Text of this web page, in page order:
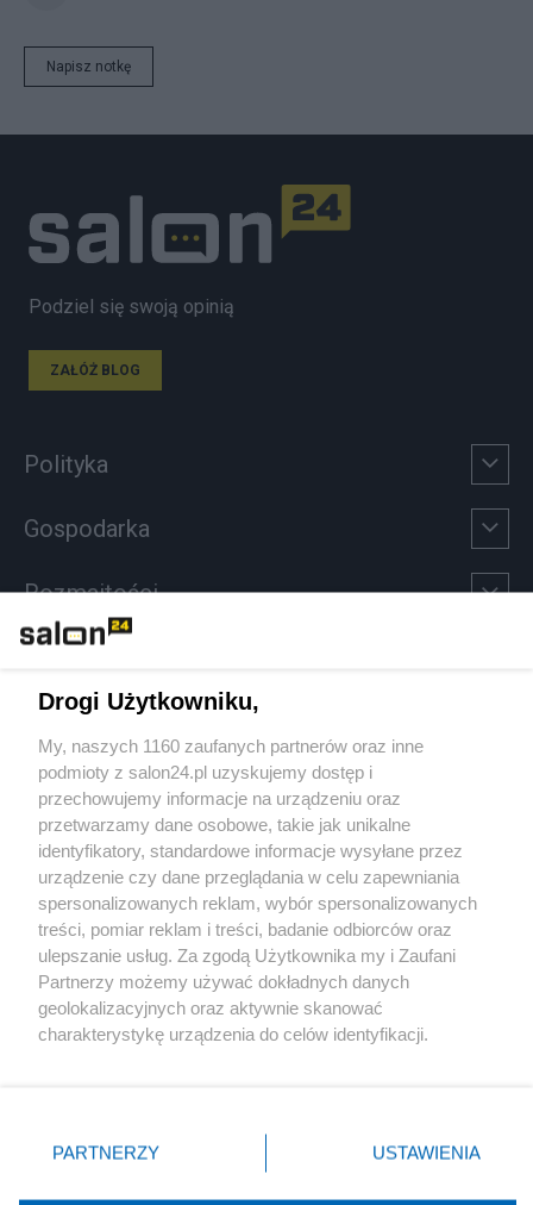
Napisz notkę
Podziel się swoją opinią
ZAŁÓŻ BLOG
Polityka
Gospodarka
Rozmaitości
Sport
Społeczeństwo
Kultura
X Facebook Instagram Youtube
Drogi Użytkowniku,
My, naszych 1160 zaufanych partnerów oraz inne
podmioty z salon24.pl uzyskujemy dostęp i
przechowujemy informacje na urządzeniu oraz
przetwarzamy dane osobowe, takie jak unikalne
identyfikatory, standardowe informacje wysyłane przez
urządzenie czy dane przeglądania w celu zapewniania
spersonalizowanych reklam, wybór spersonalizowanych
treści, pomiar reklam i treści, badanie odbiorców oraz
ulepszanie usług. Za zgodą Użytkownika my i Zaufani
Partnerzy możemy używać dokładnych danych
geolokalizacyjnych oraz aktywnie skanować
charakterystykę urządzenia do celów identyfikacji.
zmienić/wycofać klikając przycisk ustawień prywatności
znajdujący się w lewym dolnym rogu strony
rodzaje przetwarzania danych nie wymagają zgody
PARTNERZY USTAWIENIA